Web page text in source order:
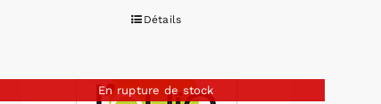
Détails
En rupture de stock